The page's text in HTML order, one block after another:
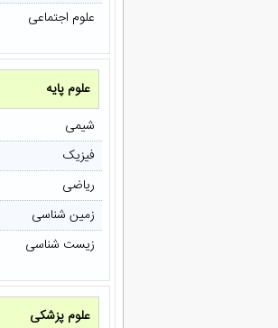
علوم اجتماعی
علوم پایه
شیمی
فیزیک
ریاضی
زمین شناسی
زیست شناسی
علوم پزشکی